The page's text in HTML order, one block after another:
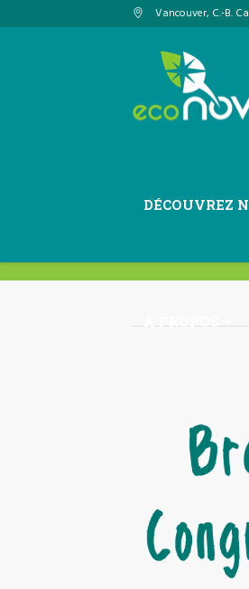
Vancouver, C.-B.
DÉCOUVREZ
À PROPOS